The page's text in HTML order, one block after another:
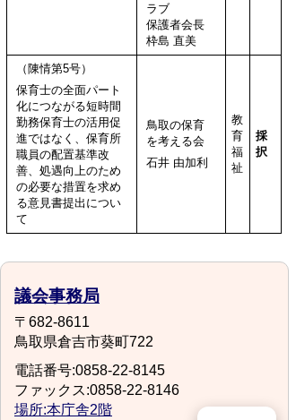
ラブ
保護者会長
枠島 直美
（陳情第5号）
保育士の全面パート
化につながる短時間
勤務保育士の活用促
進ではなく、保育所
職員の配置基準改
善、処遇向上のため
の必要な措置を求め
る意見書提出につい
て
鳥取の保育
を考える会
石井 由加利
教
育
福
祉
採
択
議会事務局
〒682-8611
鳥取県倉吉市葵町722
電話番号:0858-22-8145
ファックス:0858-22-8146
場所:本庁舎2階